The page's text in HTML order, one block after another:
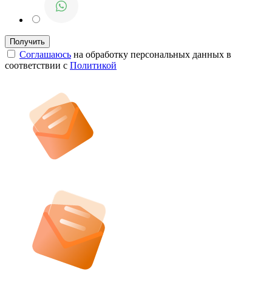
Соглашаюсь на обработку персональных данных в
соответствии с Политикой